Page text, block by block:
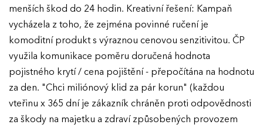
menších škod do 24 hodin. Kreativní řešení: Kampaň
vycházela z toho, že zejména povinné ručení je
komoditní produkt s výraznou cenovou senzitivitou. ČP
využila komunikace poměru doručená hodnota
pojistného krytí / cena pojištění - přepočítána na hodnotu
za den. "Chci miliónový klid za pár korun" (každou
vteřinu x 365 dní je zákazník chráněn proti odpovědnosti
za škody na majetku a zdraví způsobených provozem